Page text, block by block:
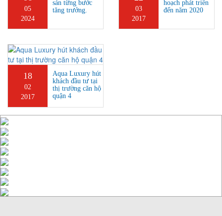
05
2024
sản từng bước
tăng trưởng.
03
2017
hoạch phát triển
đến năm 2020
18
02
2017
Aqua Luxury hút
khách đầu tư tại
thị trường căn hộ
quận 4